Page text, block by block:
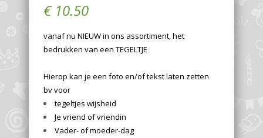
€10.50
vanaf nu NIEUW in ons assortiment, het
bedrukken van een TEGELTJE
Hierop kan je een foto en/of tekst laten zetten
bv voor
tegeltjes wijsheid
Je vriend of vriendin
Vader- of moeder-dag